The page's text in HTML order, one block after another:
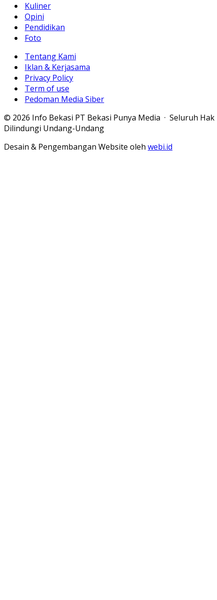
Kuliner
Opini
Pendidikan
Foto
Tentang Kami
Iklan & Kerjasama
Privacy Policy
Term of use
Pedoman Media Siber
© 2026 Info Bekasi PT Bekasi Punya Media · Seluruh Hak
Dilindungi Undang-Undang
Desain & Pengembangan Website oleh webi.id